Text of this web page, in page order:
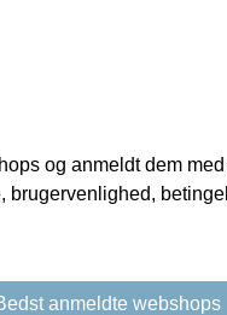
og anmeldt dem
anmeldte webshops